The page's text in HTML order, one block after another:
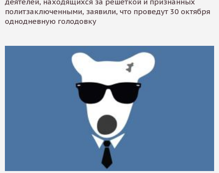
политзаключенными, заявили, что проведут 30 октября
однодневную голодовку